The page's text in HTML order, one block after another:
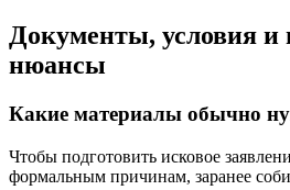
Документы, условия и
нюансы
Какие материалы обычно
Чтобы подготовить исковое
формальным причинам, заранее